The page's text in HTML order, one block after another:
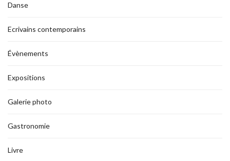
Danse
Ecrivains contemporains
Évènements
Expositions
Galerie photo
Gastronomie
Livre